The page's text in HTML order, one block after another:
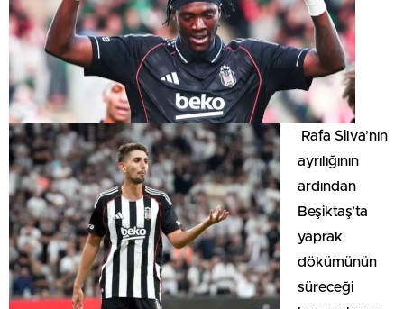
Rafa Silva’nın
ayrılığının
ardından
Beşiktaş’ta
yaprak
dökümünün
süreceği